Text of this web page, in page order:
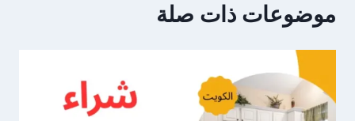
موضوعات ذات صلة